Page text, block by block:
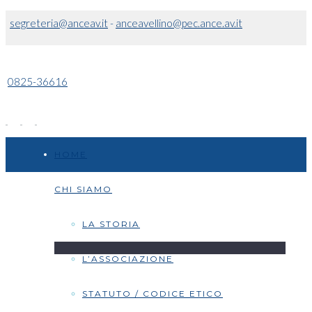
segreteria@anceav.it- anceavellino@pec.ance.av.it
0825-36616
CHI SIAMO
LA STORIA
L’ASSOCIAZIONE
STATUTO / CODICE ETICO